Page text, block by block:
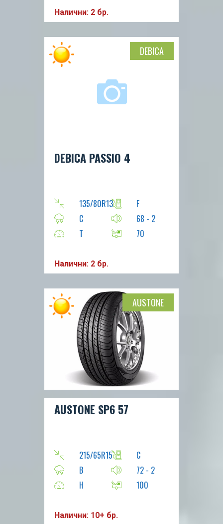
Налични: 2 бр.
DEBICA PASSIO 4
135/80R13
F
C
68 - 2
T
70
Налични: 2 бр.
DEBICA
AUSTONE SP6 57
215/65R15
C
B
72 - 2
H
100
Налични: 10+ бр.
AUSTONE